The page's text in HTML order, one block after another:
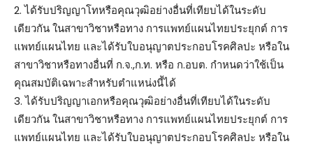
2. ได้รับปริญญาโทหรือคุณวุฒิอย่างอื่นที่เทียบได้ในระดับ
เดียวกัน ในสาขาวิชาหรือทาง การแพทย์แผนไทยประยุกต์ การ
แพทย์แผนไทย และได้รับใบอนุญาตประกอบโรคศิลปะ หรือใน
สาขาวิชาหรือทางอื่นที่ ก.จ.,ก.ท. หรือ ก.อบต. กำหนดว่าใช้เป็น
คุณสมบัติเฉพาะสำหรับตำแหน่งนี้ได้
3. ได้รับปริญญาเอกหรือคุณวุฒิอย่างอื่นที่เทียบได้ในระดับ
เดียวกัน ในสาขาวิชาหรือทาง การแพทย์แผนไทยประยุกต์ การ
แพทย์แผนไทย และได้รับใบอนุญาตประกอบโรคศิลปะ หรือใน